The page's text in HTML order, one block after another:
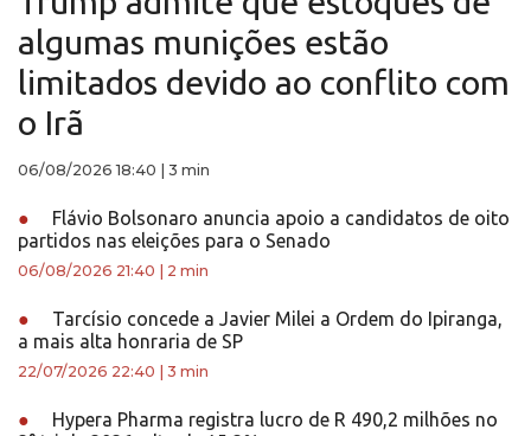
algumas munições estão
limitados devido ao conflito com
o Irã
06/08/2026 18:40 3 min
●
Flávio Bolsonaro anuncia apoio a candidatos de oito
partidos nas eleições para o Senado
06/08/2026 21:40 2 min
●
Tarcísio concede a Javier Milei a Ordem do Ipiranga,
a mais alta honraria de SP
22/07/2026 22:40 3 min
●
Hypera Pharma registra lucro de R 490,2 milhões no